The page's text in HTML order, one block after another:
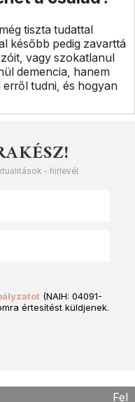
tiszta tudattal
később pedig zavarttá
vagy szokatlanul
demencia, hanem
tudni, és hogyan
- hírlevél
(NAIH: 04091-
értesítést küldjenek.
Fel